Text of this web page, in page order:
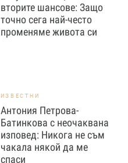
вторите шансове: Защо
точно сега най-често
променяме живота си
ИЗВЕСТНИ
Антония Петрова-
Батинкова с неочаквана
изповед: Никога не съм
чакала някой да ме
спаси